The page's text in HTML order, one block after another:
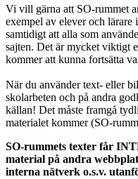
Vi vill gärna att SO-rummet
exempel av elever och
samtidigt att alla som
sajten. Det är mycket viktigt
kommer att kunna fortsätta
När du använder text- eller
skolarbeten och på andra
källan! Det måste framgå
materialet kommer (SO-
SO-rummets texter får
material på andra
interna nätverk o.s.v.